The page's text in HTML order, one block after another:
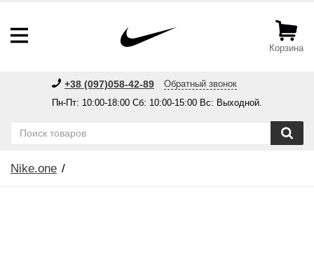
Корзина
+38 (097)058-42-89
Обратный звонок
Пн-Пт: 10:00-18:00 Сб: 10:00-15:00 Вс: Выходной.
Nike.one